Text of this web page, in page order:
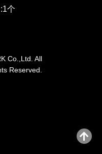
个
Co.,Ltd. All
Reserved.